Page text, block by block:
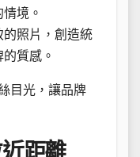
境。
的照片，創造統
質感。
目光，讓品牌
距離